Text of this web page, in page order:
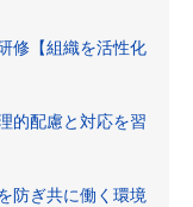
修【組織を活性化
的配慮と対応を習
防ぎ共に働く環境